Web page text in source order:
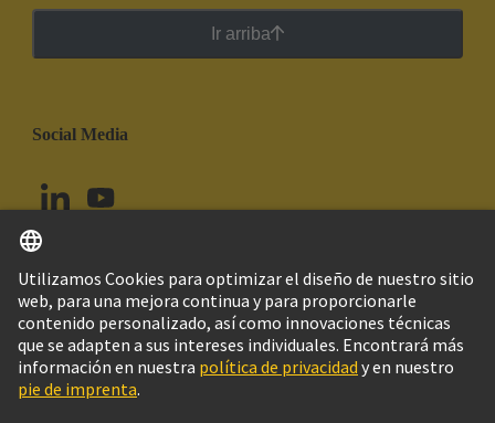
Ir arriba
Social Media
Chile Español
© Grupo Tecnológico HARTING